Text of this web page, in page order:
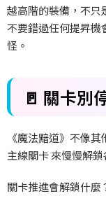
越高階的裝備，不只
不要錯過任何提昇機
怪。
🚪 關卡別
《魔法黯道》不像
主線關卡 來慢慢解鎖
關卡推進會解鎖什麼